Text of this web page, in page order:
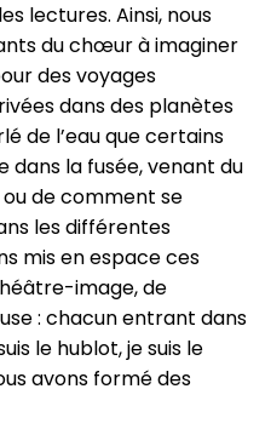
lectures. Ainsi, nous
du chœur à imaginer
des voyages
dans des planètes
de l’eau que certains
la fusée, venant du
de comment se
les différentes
mis en espace ces
image, de
: chacun entrant dans
le hublot, je suis le
avons formé des